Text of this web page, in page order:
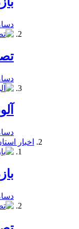
دسامبر
دسامبر
دسامبر
اخبار
دسامبر